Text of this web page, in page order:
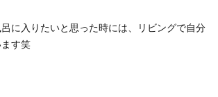
に入りたいと思った時には、リビングで自分
す笑